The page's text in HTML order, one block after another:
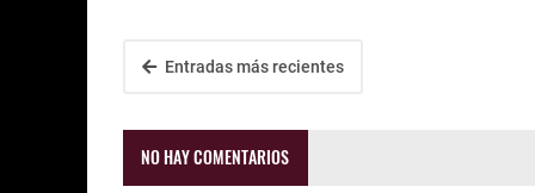
Entradas más recientes
NO HAY COMENTARIOS